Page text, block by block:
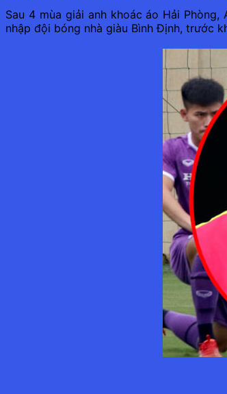
Sau 4 mùa giải anh khoác áo Hải
nhập đội bóng nhà giàu Bình Định, trước